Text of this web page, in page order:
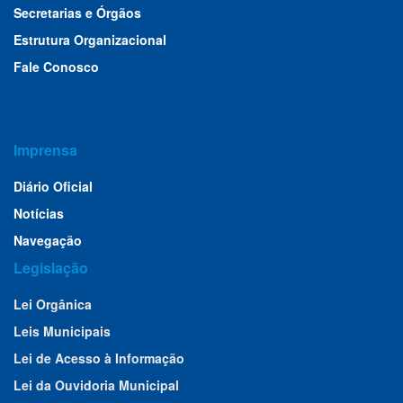
Secretarias e Órgãos
Estrutura Organizacional
Fale Conosco
Imprensa
Diário Oficial
Notícias
Navegação
Legislação
Lei Orgânica
Leis Municipais
Lei de Acesso à Informação
Lei da Ouvidoria Municipal